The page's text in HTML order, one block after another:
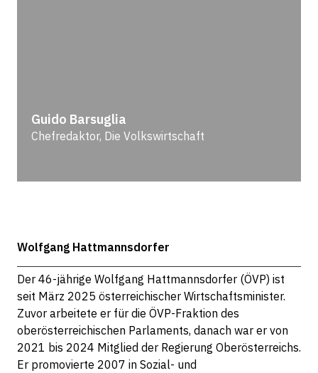
Guido Barsuglia
Chefredaktor, Die Volkswirtschaft
Wolfgang Hattmannsdorfer
Der 46-jährige Wolfgang Hattmannsdorfer (ÖVP) ist
seit März 2025 österreichischer Wirtschaftsminister.
Zuvor arbeitete er für die ÖVP-Fraktion des
oberösterreichischen Parlaments, danach war er von
2021 bis 2024 Mitglied der Regierung Oberösterreichs.
Er promovierte 2007 in Sozial- und